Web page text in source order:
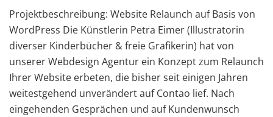
Projektbeschreibung: Website Relaunch auf Basis von
WordPress Die Künstlerin Petra Eimer (Illustratorin
diverser Kinderbücher & freie Grafikerin) hat von
unserer Webdesign Agentur ein Konzept zum Relaunch
Ihrer Website erbeten, die bisher seit einigen Jahren
weitestgehend unverändert auf Contao lief. Nach
eingehenden Gesprächen und auf Kundenwunsch